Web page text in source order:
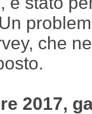
che
2017,